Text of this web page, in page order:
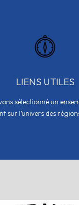
LIENS UTILES
sélectionné un
sur l’univers des